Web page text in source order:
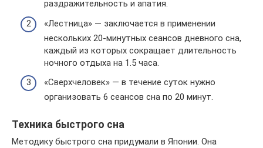
раздражительность и апатия.
«Лестница» — заключается в применении
нескольких 20-минутных сеансов дневного сна,
каждый из которых сокращает длительность
ночного отдыха на 1.5 часа.
«Сверхчеловек» — в течение суток нужно
организовать 6 сеансов сна по 20 минут.
Техника быстрого сна
Методику быстрого сна придумали в Японии. Она